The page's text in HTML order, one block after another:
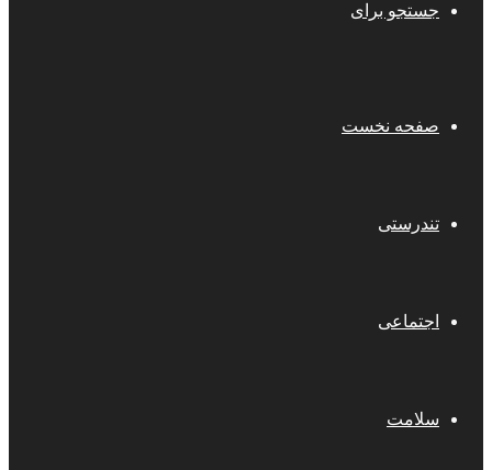
جستجو برای
صفحه نخست
تندرستی
اجتماعی
سلامت